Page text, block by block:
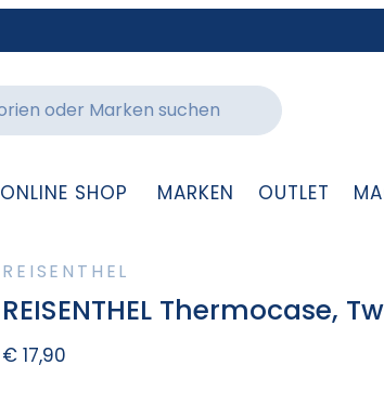
ONLINE SHOP MARKEN OUTLET
REISENTHEL
REISENTHEL Thermocase,
€ 17,90